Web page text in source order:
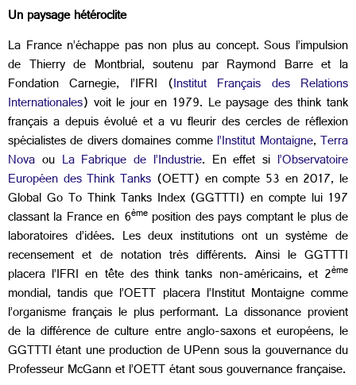
Un paysage hétéroclite
La France n’échappe pas non plus au concept. Sous l’impulsion
de Thierry de Montbrial, soutenu par Raymond Barre et la
Fondation Carnegie, l’IFRI (Institut Français des Relations
Internationales) voit le jour en 1979. Le paysage des think tank
français a depuis évolué et a vu fleurir des cercles de réflexion
spécialistes de divers domaines commel’Institut Montaigne,Terra
Nova ou La Fabrique de l’Industrie. En effet si l’Observatoire
Européen des Think Tanks (OETT) en compte 53 en 2017, le
Global Go To Think Tanks Index (GGTTTI) en compte lui 197
classant la France en 6èmeposition des pays comptant le plus de
laboratoires d’idées. Les deux institutions ont un système de
recensement et de notation très différents. Ainsi le GGTTTI
placera l’IFRI en tête des think tanks non-américains, et 2ème
mondial, tandis que l’OETT placera l’Institut Montaigne comme
l’organisme français le plus performant. La dissonance provient
de la différence de culture entre anglo-saxons et européens, le
GGTTTI étant une production de UPenn sous la gouvernance du
Professeur McGann et l’OETT étant sous gouvernance française.